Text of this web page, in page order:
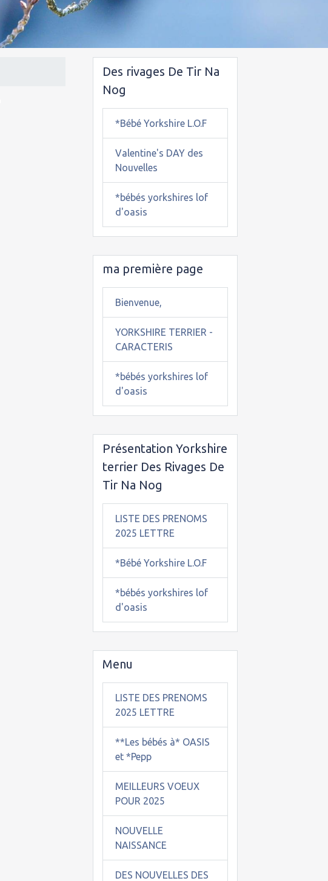
Des rivages De Tir Na
Nog
*Bébé Yorkshire L.O.F
Valentine's DAY des
Nouvelles
*bébés yorkshires lof
d'oasis
ma première page
Bienvenue,
YORKSHIRE TERRIER -
CARACTERIS
*bébés yorkshires lof
d'oasis
Présentation Yorkshire
terrier Des Rivages De
Tir Na Nog
LISTE DES PRENOMS
2025 LETTRE
*Bébé Yorkshire L.O.F
*bébés yorkshires lof
d'oasis
Menu
LISTE DES PRENOMS
2025 LETTRE
**Les bébés à* OASIS
et *Pepp
MEILLEURS VOEUX
POUR 2025
NOUVELLE
NAISSANCE
DES NOUVELLES DES